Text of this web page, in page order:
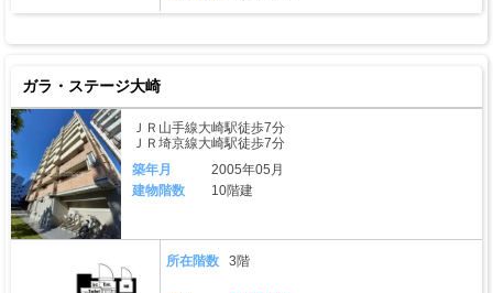
ガラ・ステージ大崎
ＪＲ山手線大崎駅徒歩7分
ＪＲ埼京線大崎駅徒歩7分
築年月
2005年05月
建物階数
10階建
所在階数 3階